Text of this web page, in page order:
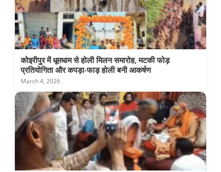
कोइरीपुर में धूमधाम से होली मिलन समारोह, मटकी फोड़
प्रतियोगिता और कपड़ा-फाड़ होली बनी आकर्षण
March 4, 2026